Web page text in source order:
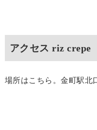
アクセス riz crepe
場所はこちら。金町駅北